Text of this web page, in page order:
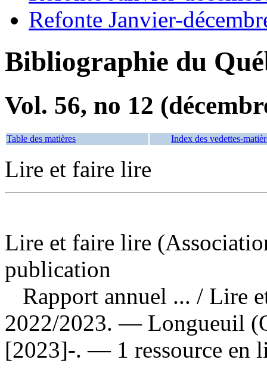
Refonte Janvier-
Bibliographie du
Vol. 56, no 12
Table des matières Index des vedettes-
Lire et faire lire
Lire et faire lire
publication
Rapport annuel ... / Lire
2022/2023. — Longueuil
[2023]-. — 1 ressource en